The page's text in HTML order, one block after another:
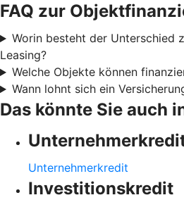
FAQ zur
Worin besteht der Unterschied
Leasing?
Welche Objekte können
Wann lohnt sich ein
Das könnte Sie auch
Unternehmerkredit
Investitionskredit